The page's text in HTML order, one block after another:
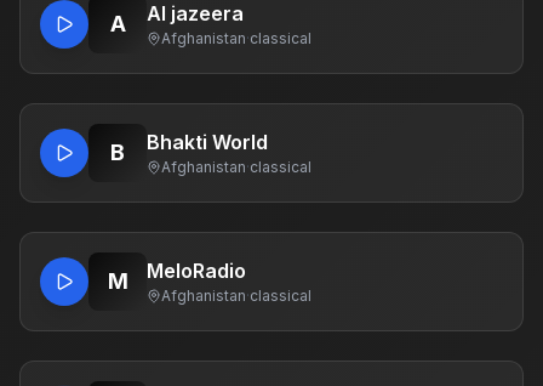
A Al jazeera
Afghanistan·classical
B Bhakti World
Afghanistan·classical
M MeloRadio
Afghanistan·classical